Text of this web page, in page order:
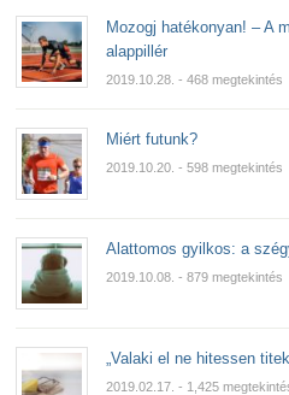
Mozogj hatékonyan! – A
alappillér
2019.10.28. - 468 megtekintés
Miért futunk?
2019.10.20. - 598 megtekintés
Alattomos gyilkos: a
2019.10.08. - 879 megtekintés
„Valaki el ne hitessen
2019.02.17. - 1,425